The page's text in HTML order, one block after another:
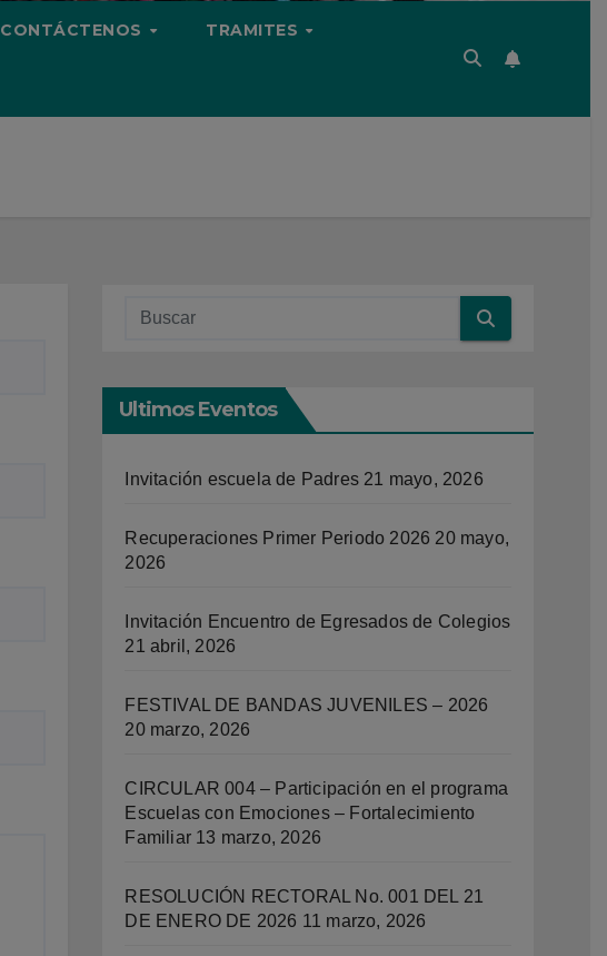
CONTÁCTENOS TRAMITES
Ultimos Eventos
Invitación escuela de Padres 21 mayo, 2026
Recuperaciones Primer Periodo 2026 20 mayo,
2026
Invitación Encuentro de Egresados de Colegios
21 abril, 2026
FESTIVAL DE BANDAS JUVENILES – 2026
20 marzo, 2026
CIRCULAR 004 – Participación en el programa
Escuelas con Emociones – Fortalecimiento
Familiar 13 marzo, 2026
RESOLUCIÓN RECTORAL No. 001 DEL 21
DE ENERO DE 2026 11 marzo, 2026